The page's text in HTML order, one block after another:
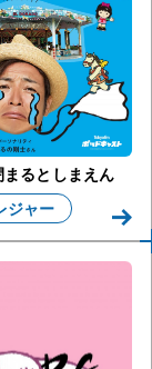
るとしまえん
ジャー